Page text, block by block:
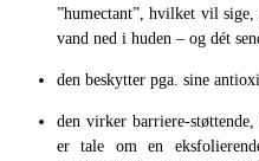
”humectant”, hvilket vil
vand ned i huden – og dét
den beskytter pga. sine
den virker barriere-
er tale om en